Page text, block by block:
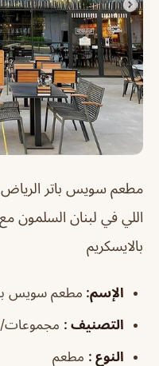
مطعم سويس باتر
اللي في لبنان السلمون
بالايسكريم
الإسم: مطعم سويس
التصنيف : مجموعات/
النوع : مطعم